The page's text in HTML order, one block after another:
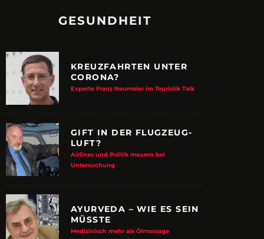
GESUNDHEIT
KREUZFAHRTEN UNTER
CORONA?
Experte Franz Neumeier im Touristik Talk
GIFT IN DER FLUGZEUG-
LUFT?
Airlines und Politik mauern bei
Untersuchung
AYURVEDA – WIE ES SEIN
MÜSSTE
Medizinisch mehr als Ölmassage